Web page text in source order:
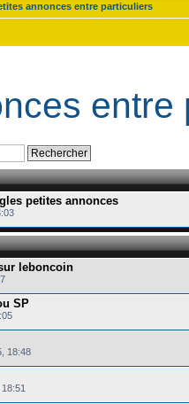
annonces entre particuliers
entre
petites annonces
leboncoin
SP
18:48